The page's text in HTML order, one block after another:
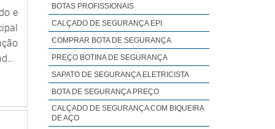
em
e
A
e
no
e
BOTAS PROFISSIONAIS
CALÇADO DE SEGURANÇA EPI
COMPRAR BOTA DE SEGURANÇA
PREÇO BOTINA DE SEGURANÇA
SAPATO DE SEGURANÇA ELETRICISTA
BOTA DE SEGURANÇA PREÇO
CALÇADO DE SEGURANÇA COM BIQUEIRA
DE AÇO